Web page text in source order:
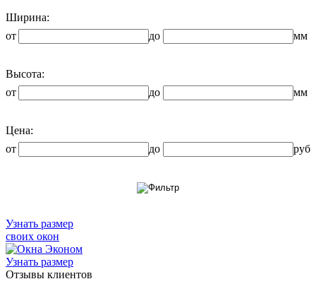
Ширина:
от
до мм
Высота:
от
до мм
Цена:
от
до руб
Узнать размер
своих окон
Узнать размер
Отзывы клиентов